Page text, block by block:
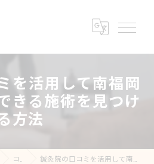
を活用して南福岡
きる施術を見つけ
方法
コラム 鍼灸院の口コミを活用して南福岡駅周辺で信頼できる施術を見つける方法